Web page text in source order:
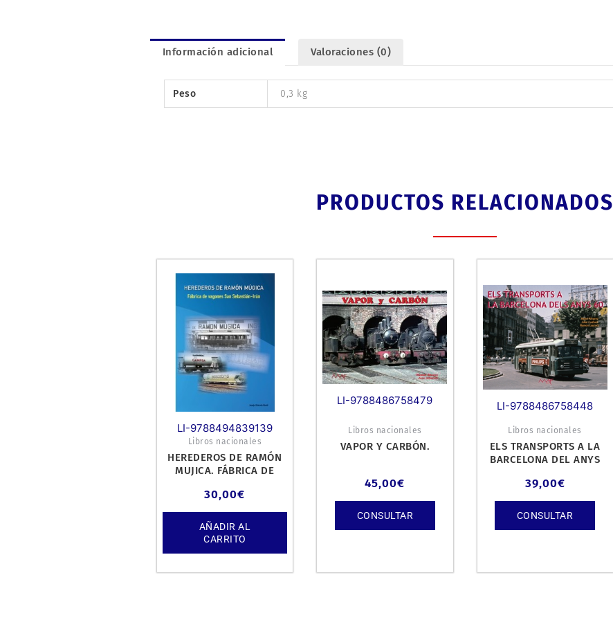
Información adicional Valoraciones (0)
Peso 0,3 kg
PRODUCTOS RELACIONADOS
LI-9788494839139
Libros nacionales
HEREDEROS DE RAMÓN
MUJICA. FÁBRICA DE
SEBASTIAN-IRÚN.
30,00€
AÑADIR AL
CARRITO
LI-9788486758479
Libros nacionales
VAPOR Y CARBÓN.
45,00€
CONSULTAR
LI-9788486758448
Libros nacionales
ELS TRANSPORTS A LA
BARCELONA DEL ANYS
39,00€
CONSULTAR